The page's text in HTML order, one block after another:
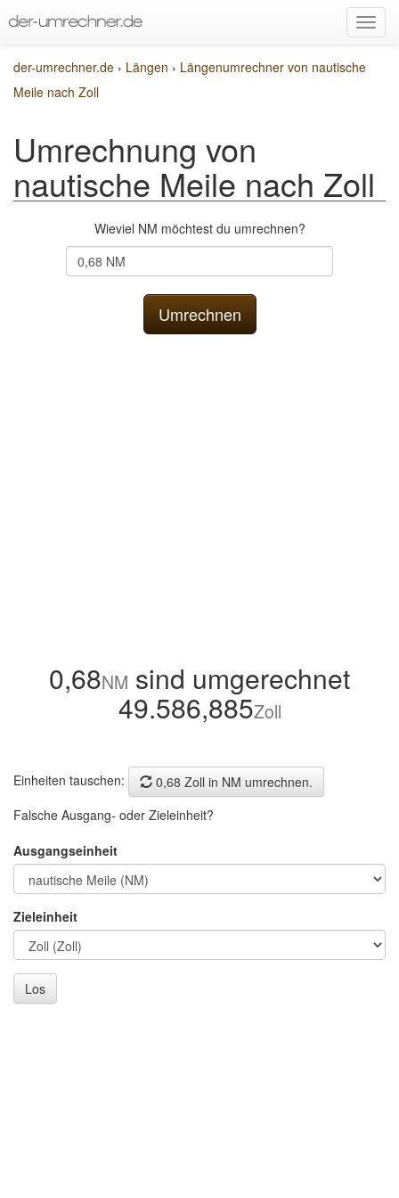
der-umrechner.de › Längen › Längenumrechner von nautische
Meile nach Zoll
Umrechnung von
nautische Meile nach Zoll
Wieviel NM möchtest du umrechnen?
0,68NM sind umgerechnet
49.586,885Zoll
Einheiten tauschen:
0,68 Zoll in NM umrechnen.
Falsche Ausgang- oder Zieleinheit?
Ausgangseinheit
Zieleinheit
Los